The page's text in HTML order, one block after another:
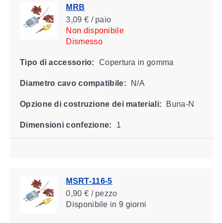
MRB
3,09 € / paio
Non disponibile
Dismesso
Tipo di accessorio: Copertura in gomma
Diametro cavo compatibile: N/A
Opzione di costruzione dei materiali: Buna-N
Dimensioni confezione: 1
MSRT-116-5
0,90 € / pezzo
Disponibile in 9 giorni